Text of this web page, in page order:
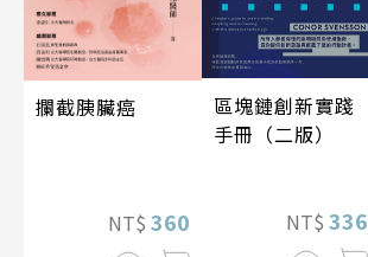
攔截胰臟癌
NT$ 360
區塊鏈創新實踐
手冊（二版）
NT$ 336